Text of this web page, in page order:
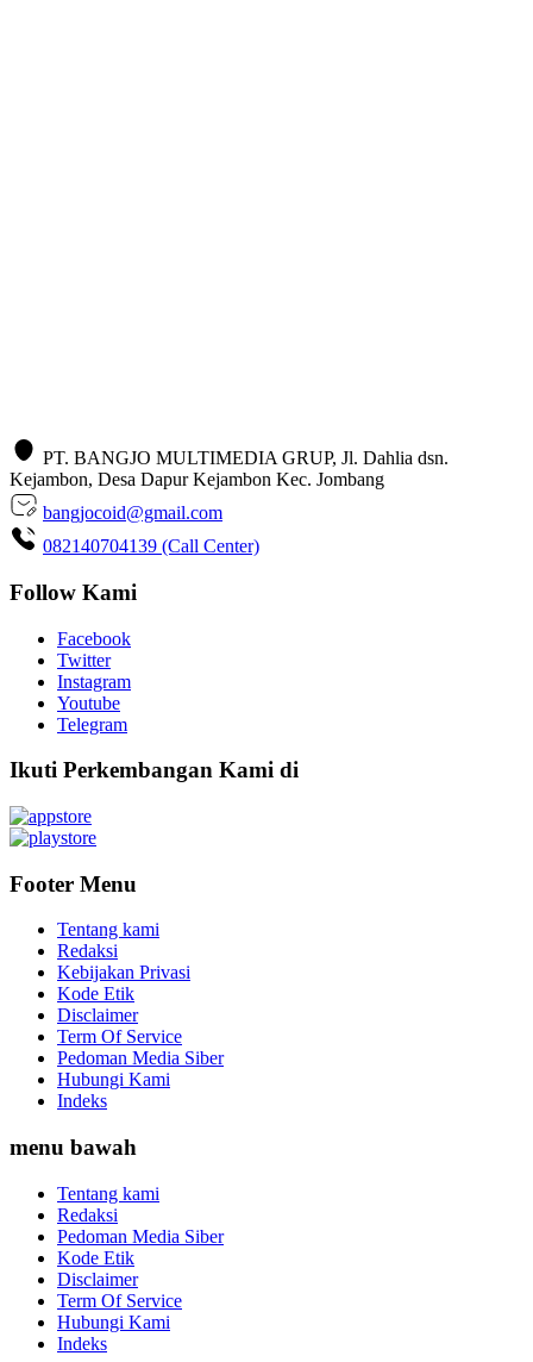
PT. BANGJO MULTIMEDIA GRUP, Jl. Dahlia dsn.
Kejambon, Desa Dapur Kejambon Kec. Jombang
bangjocoid@gmail.com
082140704139 (Call Center)
Follow Kami
Facebook
Twitter
Instagram
Youtube
Telegram
Ikuti Perkembangan Kami di
Footer Menu
Tentang kami
Redaksi
Kebijakan Privasi
Kode Etik
Disclaimer
Term Of Service
Pedoman Media Siber
Hubungi Kami
Indeks
menu bawah
Tentang kami
Redaksi
Pedoman Media Siber
Kode Etik
Disclaimer
Term Of Service
Hubungi Kami
Indeks